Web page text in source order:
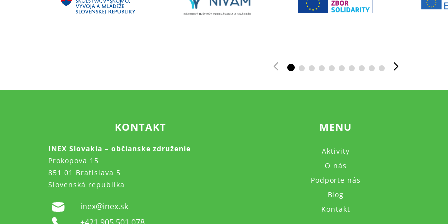
KONTAKT
INEX Slovakia – občianske združenie
Prokopova 15
851 01 Bratislava 5
Slovenská republika
inex@inex.sk
MENU
Aktivity
O nás
Podporte nás
Blog
Kontakt